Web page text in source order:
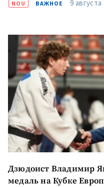
NOU ВАЖНОЕ 9 августа
Дзюдоист Владимир
медаль на Кубке
Электронная
+
Я
политикой